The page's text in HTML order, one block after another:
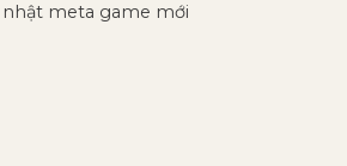
meta game mới